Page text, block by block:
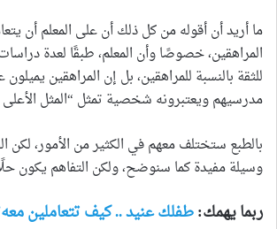
ما أريد أن أقوله من كل ذلك أن على المعلم أن
المراهقين، خصوصًا وأن المعلم، طبقًا لعدة
للثقة بالنسبة للمراهقين، بل إن المراهقين
مدرسيهم ويعتبرونه شخصية تمثل “المثل الأعلى
بالطبع ستختلف معهم في الكثير من الأمور،
وسيلة مفيدة كما سنوضح، ولكن التفاهم يكون حلًا
ربما يهمك:طفلك عنيد .. كيف تتعاملين